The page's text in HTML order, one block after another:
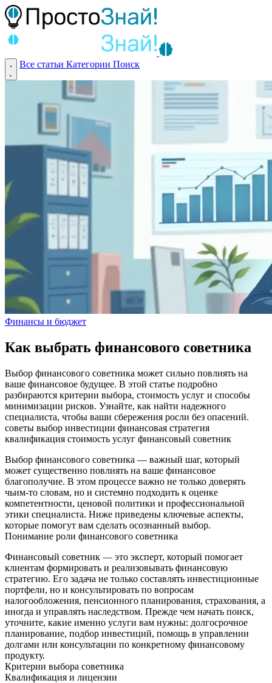
Все статьи Категории Поиск
Финансы и бюджет
Как выбрать финансового советника
Выбор финансового советника может сильно повлиять на
ваше финансовое будущее. В этой статье подробно
разбираются критерии выбора, стоимость услуг и способы
минимизации рисков. Узнайте, как найти надежного
специалиста, чтобы ваши сбережения росли без опасений.
советы выбор инвестиции финансовая стратегия
квалификация стоимость услуг финансовый советник
Выбор финансового советника — важный шаг, который
может существенно повлиять на ваше финансовое
благополучие. В этом процессе важно не только доверять
чьим‑то словам, но и системно подходить к оценке
компетентности, ценовой политики и профессиональной
этики специалиста. Ниже приведены ключевые аспекты,
которые помогут вам сделать осознанный выбор.
Понимание роли финансового советника
Финансовый советник — это эксперт, который помогает
клиентам формировать и реализовывать финансовую
стратегию. Его задача не только составлять инвестиционные
портфели, но и консультировать по вопросам
налогообложения, пенсионного планирования, страхования, а
иногда и управлять наследством. Прежде чем начать поиск,
уточните, какие именно услуги вам нужны: долгосрочное
планирование, подбор инвестиций, помощь в управлении
долгами или консультации по конкретному финансовому
продукту.
Критерии выбора советника
Квалификация и лицензии